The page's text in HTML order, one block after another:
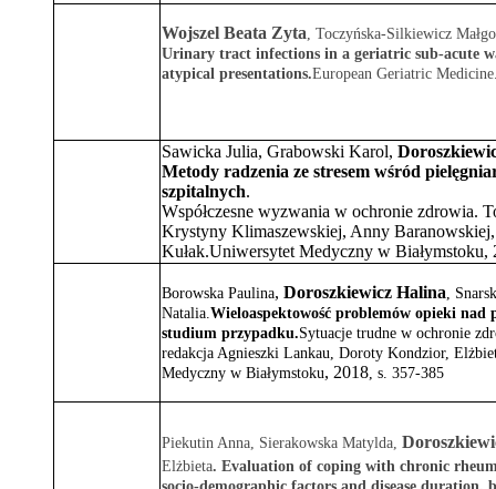
Wojszel Beata Zyta , Toczyńska-Silkiewicz
Urinary tract infections in a geriatric sub-acute
atypical presentations.European Geriatric
Sawicka Julia, Grabowski Karol,
Metody radzenia ze stresem wśród
szpitalnych.
Współczesne wyzwania w ochronie zdrowia.
Krystyny Klimaszewskiej, Anny
Kułak.Uniwersytet Medyczny w Białymstoku,
Borowska Paulina, Doroszkiewicz Halina
Natalia Wieloaspektowość problemów opieki nad
studium przypadku.Sytuacje trudne w ochronie
redakcja Agnieszki Lankau, Doroty Kondzior,
Medyczny w Białymstoku, 2018 , s. 357-385
Piekutin Anna, Sierakowska Matylda,
Elżbieta. Evaluation of coping with chronic